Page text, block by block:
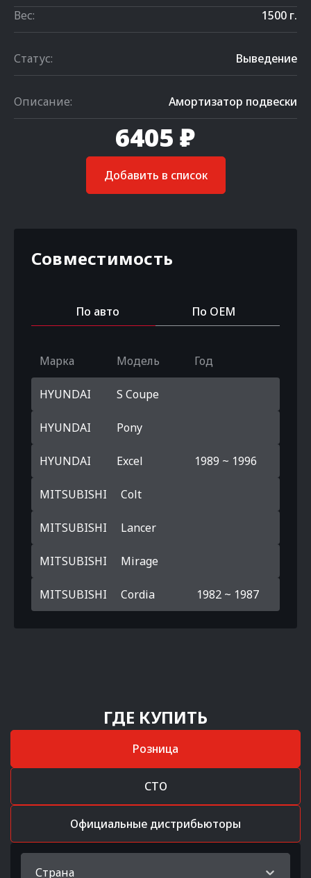
Вес:
1500 г.
Статус: Выведение
Описание: Амортизатор подвески
6405 ₽
Добавить в список
Совместимость
По авто По OEM
Марка Модель Год
HYUNDAI S Coupe
HYUNDAI Pony
HYUNDAI Excel 1989 ~ 1996
MITSUBISHI Colt
MITSUBISHI Lancer
MITSUBISHI Mirage
MITSUBISHI Cordia 1982 ~ 1987
ГДЕ КУПИТЬ
Розница
СТО
Официальные дистрибьюторы
Страна